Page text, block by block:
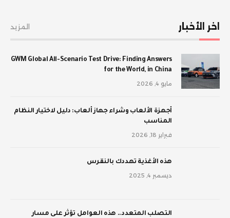
اخر الأخبار المزيد
GWM Global All-Scenario Test Drive: Finding Answers
for the World, in China
مايو 4, 2026
أجهزة الألعاب وشراء جهاز ألعاب: دليل لاختيار النظام
المناسب
فبراير 18, 2026
‫هذه الأغذية تهددك بالنقرس
ديسمبر 4, 2025
‫التصلب المتعدد.. هذه العوامل تؤثر على مسار